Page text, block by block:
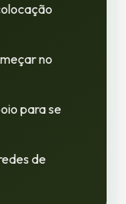
no
para se
de